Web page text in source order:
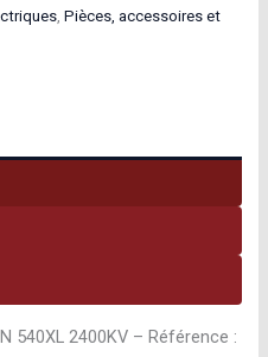
,Pièces, accessoires et
540XL 2400KV – Référence :